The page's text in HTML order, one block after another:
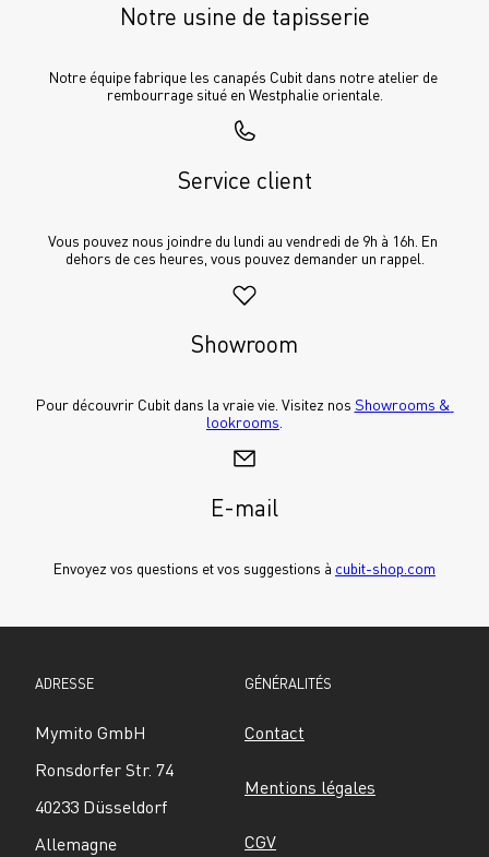
Notre usine de tapisserie
Notre équipe fabrique les canapés Cubit dans notre atelier de
rembourrage situé en Westphalie orientale.
Service client
Vous pouvez nous joindre du lundi au vendredi de 9h à 16h. En
dehors de ces heures, vous pouvez demander un rappel.
Showroom
Pour découvrir Cubit dans la vraie vie. Visitez nos Showrooms &
lookrooms
E-mail
Envoyez vos questions et vos suggestions à cubit-shop.com
ADRESSE
Mymito GmbH
Ronsdorfer Str. 74
40233 Düsseldorf
Allemagne
GÉNÉRALITÉS
Contact
Mentions légales
CGV